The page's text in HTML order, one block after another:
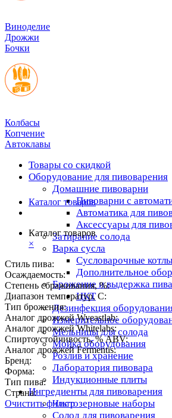
Виноделие
Дрожжи
Бочки
Колбасы
Копчение
Автоклавы
Товары со скидкой
Оборудование для пивоварения
Домашние пивоварни
Пивоварни с
Автоматика для
Аксессуары для
Затирание солода
Варка сусла
Cусловарочные котлы
Дополнительное
Брожение и выдержка пива
ЦКТ
Дезинфекция
Измерительное
Мельницы для солода
Мойка оборудования
Розлив и хранение
Лаборатория пивовара
Индукционные плиты
Ингредиенты для пивоварения
Чистозерновые наборы
Солод для пивоварения
Каталог товаров
Каталог товаров
×
Стиль пива:
Осаждаемость:
Степень сбраживания, %:
Диапазон температур, C:
Тип брожения:
Аналог дрожжей Wyeastlab:
Аналог дрожжей Whitelabs:
Спиртоустойчивость, % ABV:
Аналог дрожжей Fermentis:
Бренд:
Форма:
Тип пива:
Страна:
Очистить фильтр